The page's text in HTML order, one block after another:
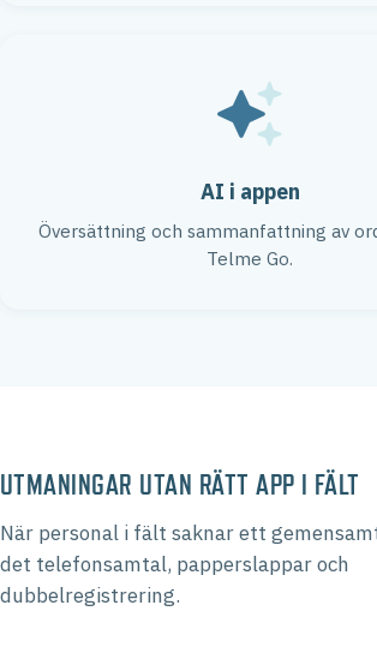
AI i appen
Översättning och sammanfattning av
Telme Go.
UTMANINGAR UTAN RÄTT APP I FÄLT
När personal i fält saknar ett
det telefonsamtal, papperslappar och
dubbelregistrering.